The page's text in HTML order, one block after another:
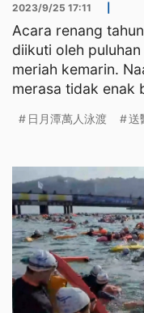
2023/9/25 17:11
Acara renang
diikuti oleh
meriah kemarin.
merasa tidak enak
日月潭萬人泳渡 送